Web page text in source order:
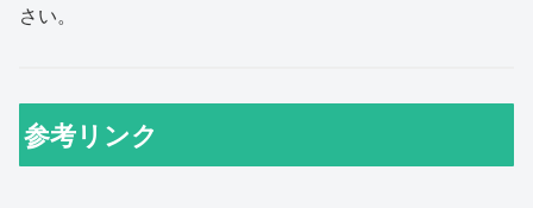
さい。
参考リンク